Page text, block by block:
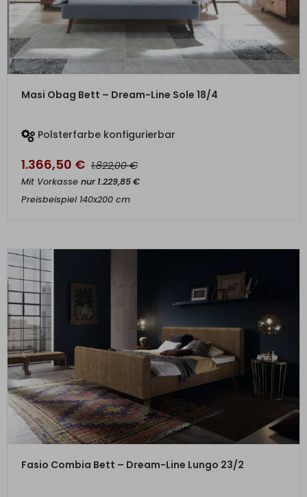
ZUM PRODUKT
Masi Obag Bett – Dream-Line Sole 18/4
Polsterfarbe konfigurierbar
1.366,50 € 1.822,00€
Mit Vorkasse nur1.229,85€
Preisbeispiel 140x200 cm
ZUM PRODUKT
Fasio Combia Bett – Dream-Line Lungo 23/2